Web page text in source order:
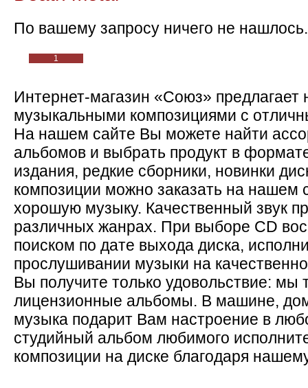
По вашему запросу ничего не нашлось.
1
Интернет-магазин «Союз» предлагает
музыкальными композициями с
На нашем сайте Вы можете найти
альбомов и выбрать продукт в
издания, редкие сборники, новинки
композиции можно заказать на нашем
хорошую музыку. Качественный звук
различных жанрах. При выборе CD
поиском по дате выхода диска,
прослушивании музыки на
Вы получите только удовольствие: мы
лицензионные альбомы. В машине,
музыка подарит Вам настроение в
студийный альбом любимого
композиции на диске благодаря